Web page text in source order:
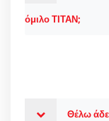
όμιλο ΤΙΤΑΝ;
Θέλω